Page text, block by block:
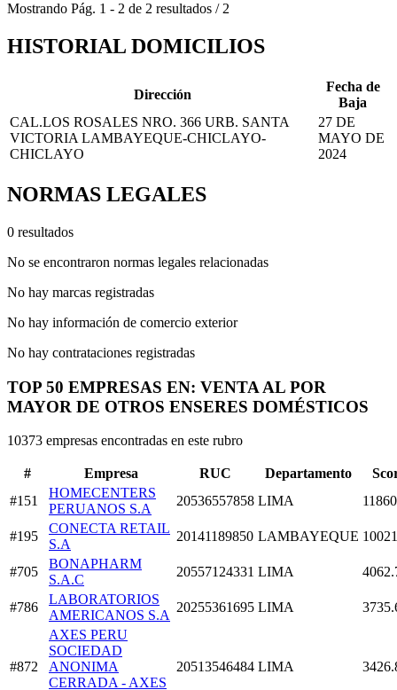
Mostrando Pág. 1 - 2 de 2 resultados / 2
HISTORIAL DOMICILIOS
Dirección
Fecha de
Baja
CAL.LOS ROSALES NRO. 366 URB. SANTA
VICTORIA LAMBAYEQUE-CHICLAYO-
CHICLAYO
27 DE
MAYO DE
2024
NORMAS LEGALES
0 resultados
No se encontraron normas legales relacionadas
No hay marcas registradas
No hay información de comercio exterior
No hay contrataciones registradas
TOP 50 EMPRESAS EN: VENTA AL POR
MAYOR DE OTROS ENSERES DOMÉSTICOS
10373 empresas encontradas en este rubro
# Empresa RUC Departamento
#151
HOMECENTERS
PERUANOS S.A
20536557858 LIMA
#195
CONECTA RETAIL
S.A
20141189850 LAMBAYEQUE
#705
BONAPHARM
S.A.C
20557124331 LIMA
#786
LABORATORIOS
AMERICANOS S.A
20255361695 LIMA
#872
AXES PERU
SOCIEDAD
ANONIMA
CERRADA - AXES
20513546484 LIMA